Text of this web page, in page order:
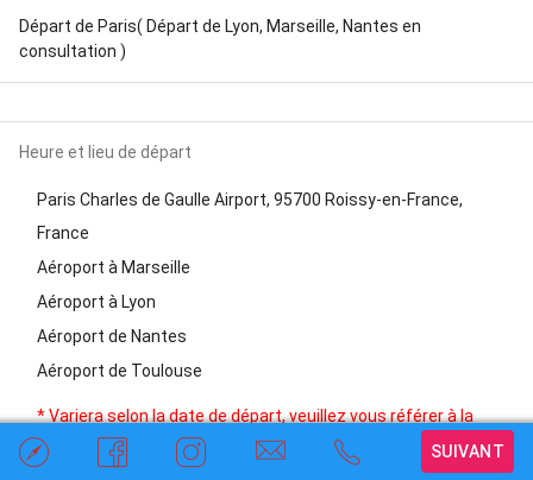
compass social_facebook social_instagram email phone SUIVANT
Départ de Paris( Départ de Lyon, Marseille, Nantes en
consultation )
Heure et lieu de départ
Paris Charles de Gaulle Airport, 95700 Roissy-en-France,
France
Aéroport à Marseille
Aéroport à Lyon
Aéroport de Nantes
Aéroport de Toulouse
* Variera selon la date de départ, veuillez vous référer à la
réservation réelle